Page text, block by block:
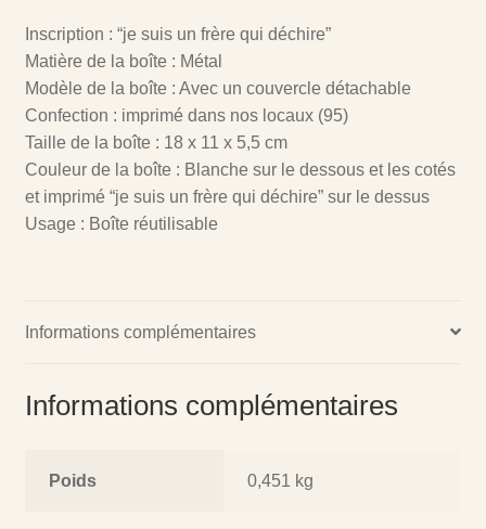
Inscription : “je suis un frère qui déchire”
Matière de la boîte : Métal
Modèle de la boîte : Avec un couvercle détachable
Confection : imprimé dans nos locaux (95)
Taille de la boîte : 18 x 11 x 5,5 cm
Couleur de la boîte : Blanche sur le dessous et les cotés
et imprimé “je suis un frère qui déchire” sur le dessus
Usage : Boîte réutilisable
Informations complémentaires
Informations complémentaires
Poids 0,451 kg